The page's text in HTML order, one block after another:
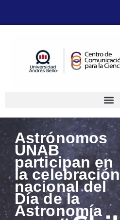
Astrónomos
UNAB
participan en
la celebración
nacional del
Día de la
Astronomía